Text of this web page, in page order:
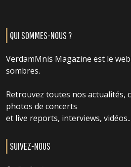
QUI SOMMES-NOUS ?
VerdamMnis Magazine est le
sombres.
Retrouvez toutes nos actualités,
photos de concerts
et live reports, interviews, vidéos...
SUIVEZ-NOUS